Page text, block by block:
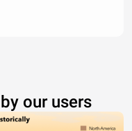
our users